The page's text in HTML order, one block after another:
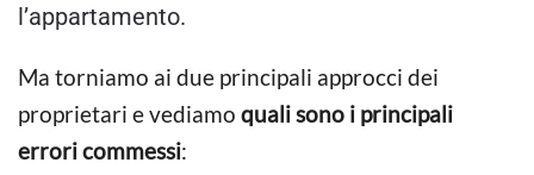
l’appartamento.
Ma torniamo ai due principali approcci dei
proprietari e vediamo quali sono i principali
errori commessi: